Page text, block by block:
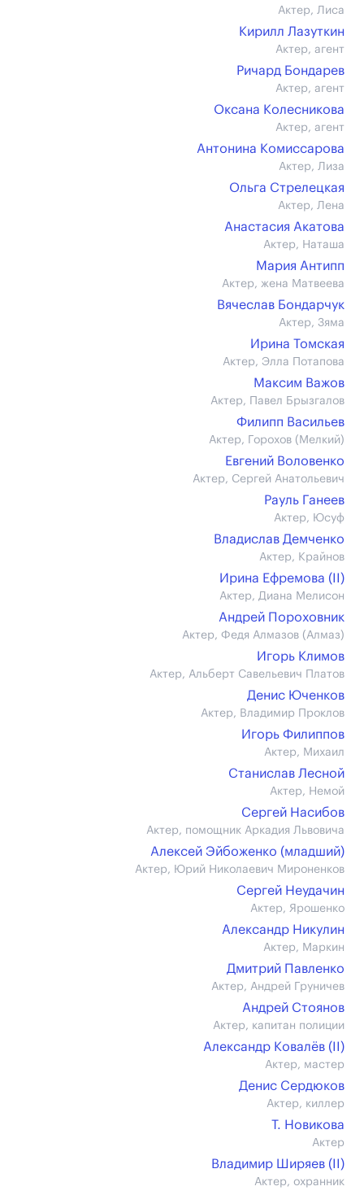
Актер, Лиса
Кирилл Лазуткин
Актер, агент
Ричард Бондарев
Актер, агент
Оксана Колесникова
Актер, агент
Антонина Комиссарова
Актер, Лиза
Ольга Стрелецкая
Актер, Лена
Анастасия Акатова
Актер, Наташа
Мария Антипп
Актер, жена Матвеева
Вячеслав Бондарчук
Актер, Зяма
Ирина Томская
Актер, Элла Потапова
Максим Важов
Актер, Павел Брызгалов
Филипп Васильев
Актер, Горохов (Мелкий)
Евгений Воловенко
Актер, Сергей Анатольевич
Рауль Ганеев
Актер, Юсуф
Владислав Демченко
Актер, Крайнов
Ирина Ефремова (II)
Актер, Диана Мелисон
Андрей Пороховник
Актер, Федя Алмазов (Алмаз)
Игорь Климов
Актер, Альберт Савельевич Платов
Денис Юченков
Актер, Владимир Проклов
Игорь Филиппов
Актер, Михаил
Станислав Лесной
Актер, Немой
Сергей Насибов
Актер, помощник Аркадия Львовича
Алексей Эйбоженко (младший)
Актер, Юрий Николаевич Мироненков
Сергей Неудачин
Актер, Ярошенко
Александр Никулин
Актер, Маркин
Дмитрий Павленко
Актер, Андрей Груничев
Андрей Стоянов
Актер, капитан полиции
Александр Ковалёв (II)
Актер, мастер
Денис Сердюков
Актер, киллер
Т. Новикова
Актер
Владимир Ширяев (II)
Актер, охранник